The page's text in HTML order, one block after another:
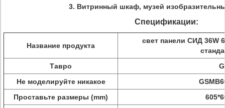
3. Витринный шкаф, музей
Спецификации:
Название продукта
свет панели СИД 36W
Тавро
Не моделируйте никакое
Проставьте размеры (mm)